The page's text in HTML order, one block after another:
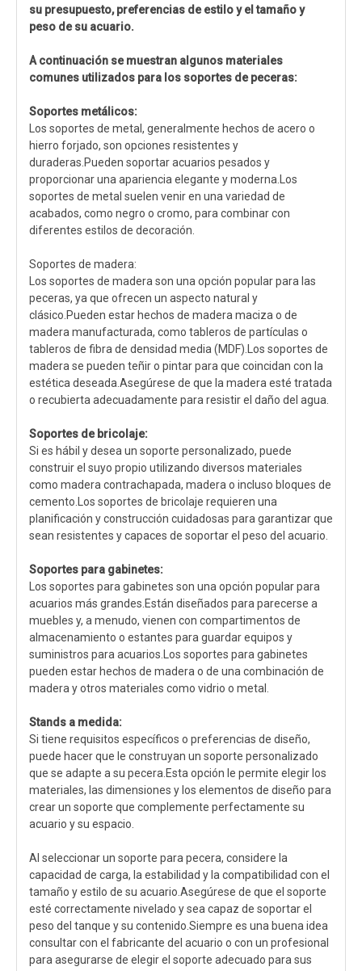
su presupuesto, preferencias de estilo y el tamaño y
peso de su acuario.
A continuación se muestran algunos materiales
comunes utilizados para los soportes de peceras:
Soportes metálicos:
Los soportes de metal, generalmente hechos de acero o
hierro forjado, son opciones resistentes y
duraderas.Pueden soportar acuarios pesados ​​y
proporcionar una apariencia elegante y moderna.Los
soportes de metal suelen venir en una variedad de
acabados, como negro o cromo, para combinar con
diferentes estilos de decoración.
Soportes de madera:
Los soportes de madera son una opción popular para las
peceras, ya que ofrecen un aspecto natural y
clásico.Pueden estar hechos de madera maciza o de
madera manufacturada, como tableros de partículas o
tableros de fibra de densidad media (MDF).Los soportes de
madera se pueden teñir o pintar para que coincidan con la
estética deseada.Asegúrese de que la madera esté tratada
o recubierta adecuadamente para resistir el daño del agua.
Soportes de bricolaje:
Si es hábil y desea un soporte personalizado, puede
construir el suyo propio utilizando diversos materiales
como madera contrachapada, madera o incluso bloques de
cemento.Los soportes de bricolaje requieren una
planificación y construcción cuidadosas para garantizar que
sean resistentes y capaces de soportar el peso del acuario.
Soportes para gabinetes:
Los soportes para gabinetes son una opción popular para
acuarios más grandes.Están diseñados para parecerse a
muebles y, a menudo, vienen con compartimentos de
almacenamiento o estantes para guardar equipos y
suministros para acuarios.Los soportes para gabinetes
pueden estar hechos de madera o de una combinación de
madera y otros materiales como vidrio o metal.
Stands a medida:
Si tiene requisitos específicos o preferencias de diseño,
puede hacer que le construyan un soporte personalizado
que se adapte a su pecera.Esta opción le permite elegir los
materiales, las dimensiones y los elementos de diseño para
crear un soporte que complemente perfectamente su
acuario y su espacio.
Al seleccionar un soporte para pecera, considere la
capacidad de carga, la estabilidad y la compatibilidad con el
tamaño y estilo de su acuario.Asegúrese de que el soporte
esté correctamente nivelado y sea capaz de soportar el
peso del tanque y su contenido.Siempre es una buena idea
consultar con el fabricante del acuario o con un profesional
para asegurarse de elegir el soporte adecuado para sus